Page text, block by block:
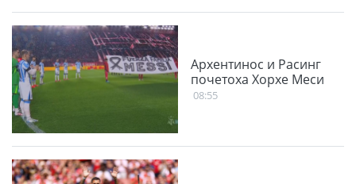
Архентинос и Расинг
почетоха Хорхе Меси
08:55